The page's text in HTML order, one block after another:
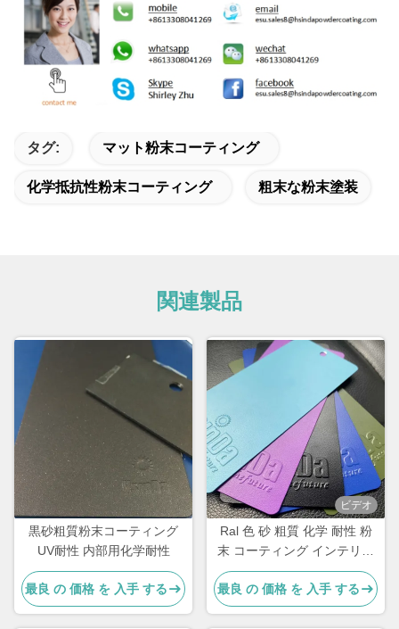
タグ: マット粉末コーティング
化学抵抗性粉末コーティング 粗末な粉末塗装
関連製品
黒砂粗質粉末コーティング
UV耐性 内部用化学耐性
最良 の 価格 を 入手 する
ビデオ
Ral 色 砂 粗質 化学 耐性 粉
末 コーティング インテリア
用
最良 の 価格 を 入手 する